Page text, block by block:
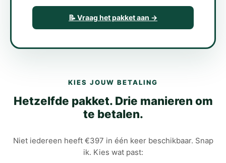
📝 Vraag het pakket aan →
KIES JOUW BETALING
Hetzelfde pakket. Drie manieren om
te betalen.
Niet iedereen heeft €397 in één keer beschikbaar. Snap
ik. Kies wat past: